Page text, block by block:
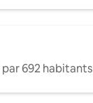
692 habitants